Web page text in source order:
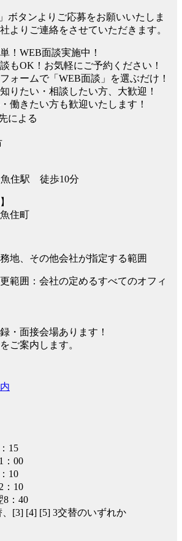
」ボタンよりご応募をお願いいたしま
よりご連絡をさせていただきます。
！WEB面談実施中！
もOK！お気軽にご予約ください！
ォームで「WEB面談」を選ぶだけ！
りたい・相談したい方、大歓迎！
働きたい方も歓迎いたします！
による
住駅 徒歩10分
住町
地、その他会社が指定する範囲
範囲：会社の定めるすべてのオフィ
・面接会場あります！
ご案内します。
15
：00
10
：10
8：40
[3] [4] [5] 3交替のいずれか